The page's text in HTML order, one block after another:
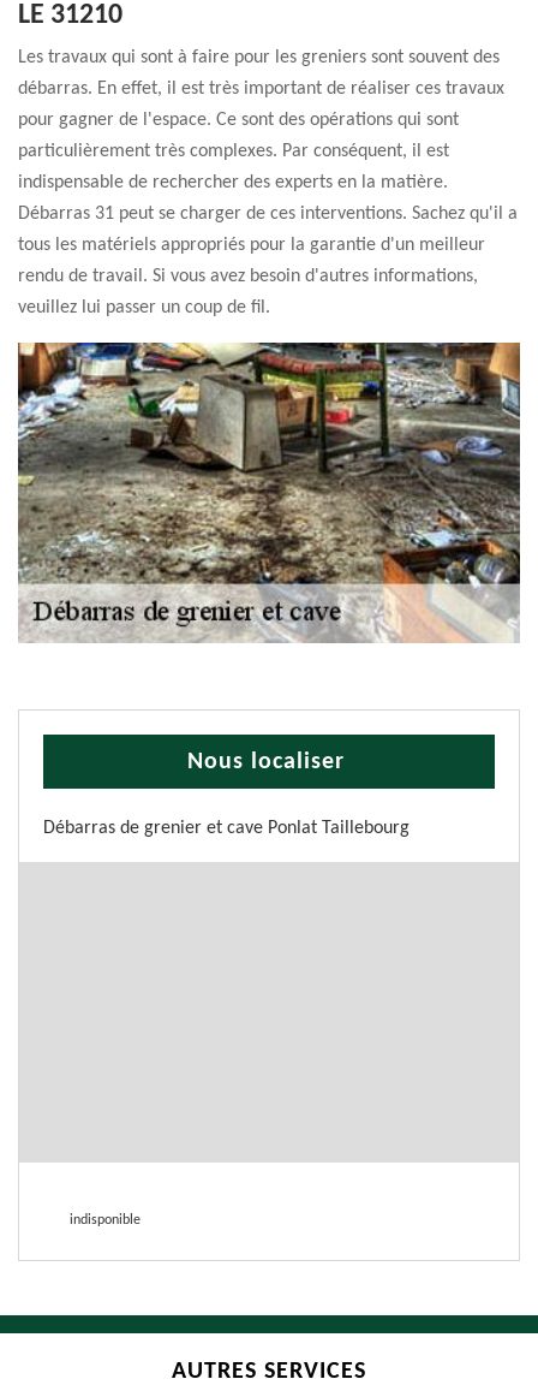
LE 31210
Les travaux qui sont à faire pour les greniers sont souvent des
débarras. En effet, il est très important de réaliser ces travaux
pour gagner de l'espace. Ce sont des opérations qui sont
particulièrement très complexes. Par conséquent, il est
indispensable de rechercher des experts en la matière.
Débarras 31 peut se charger de ces interventions. Sachez qu'il a
tous les matériels appropriés pour la garantie d'un meilleur
rendu de travail. Si vous avez besoin d'autres informations,
veuillez lui passer un coup de fil.
Nous localiser
Débarras de grenier et cave Ponlat Taillebourg
indisponible
AUTRES SERVICES